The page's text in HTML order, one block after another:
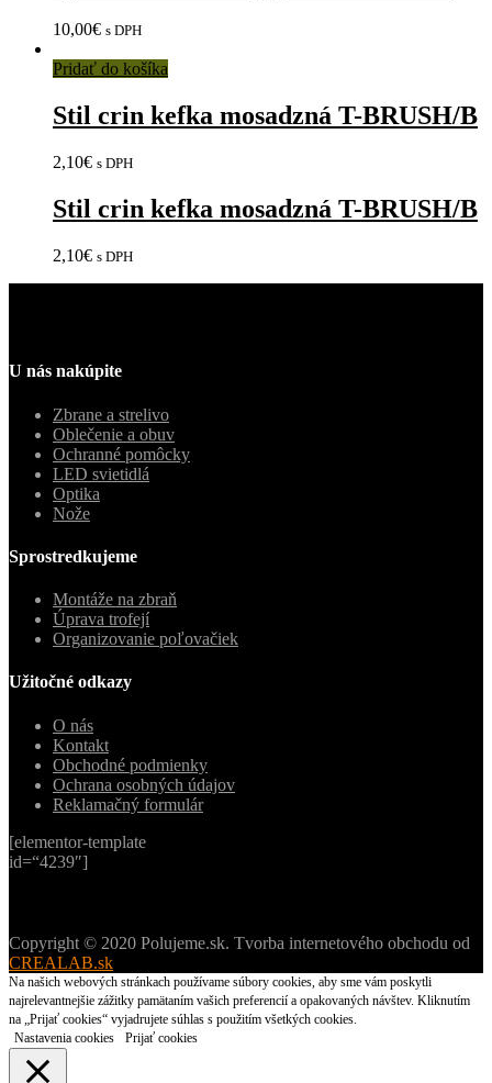
10,00€ s DPH
Pridať do košíka
Stil crin kefka mosadzná T-BRUSH/B
2,10€ s DPH
Stil crin kefka mosadzná T-BRUSH/B
2,10€ s DPH
U nás nakúpite
Zbrane a strelivo
Oblečenie a obuv
Ochranné pomôcky
LED svietidlá
Optika
Nože
Sprostredkujeme
Montáže na zbraň
Úprava trofejí
Organizovanie poľovačiek
Užitočné odkazy
O nás
Kontakt
Obchodné podmienky
Ochrana osobných údajov
Reklamačný formulár
[elementor-template
id=“4239″]
Copyright © 2020 Polujeme.sk. Tvorba internetového obchodu od
CREALAB.sk
Na našich webových stránkach používame súbory cookies, aby sme vám poskytli
najrelevantnejšie zážitky pamätaním vašich preferencií a opakovaných návštev. Kliknutím
na „Prijať cookies“ vyjadrujete súhlas s použitím všetkých cookies.
Nastavenia cookies
Prijať cookies